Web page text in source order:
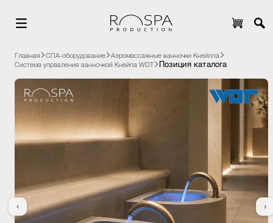
Главная СПА-оборудование
Аэромассажные ванночки Кнейппа
Система управления ванночкой Кнейпа WDT
Позиция каталога
‹ ›